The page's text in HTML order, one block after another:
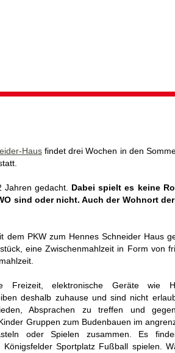
Hausfindet drei Wochen in den
Jahren gedacht. Dabei spielt es keine
sind oder nicht. Auch der Wohnort
dem PKW zum Hennes Schneider Haus
eine Zwischenmahlzeit in Form von
elektronische Geräte wie
deshalb zuhause und sind nicht
Absprachen zu treffen und
Gruppen zum Budenbauen im
oder Spielen zusammen. Es
Sportplatz Fußball spielen.